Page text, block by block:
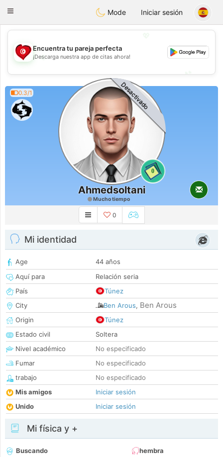
Tunisia Dating
Toggle
Mode Iniciar sesión
💖
💕
Encuentra tu pareja perfecta
¡Descarga nuestra app de citas ahora!
0.3/1
0
Desactivado
Ahmedsoltani
Mucho tiempo
0
Mi identidad
Age
44 años
Aquí para
Relación seria
País
Túnez
City
Ben Arous, Ben Arous
Origin
Túnez
Estado civil
Soltera
Nivel académico
No especificado
Fumar
No especificado
trabajo
No especificado
Mis amigos
Iniciar sesión
Unido
Iniciar sesión
Mi física y +
Buscando
hembra